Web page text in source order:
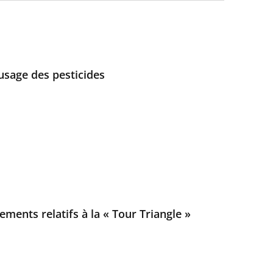
des pesticides
relatifs à la « Tour Triangle »